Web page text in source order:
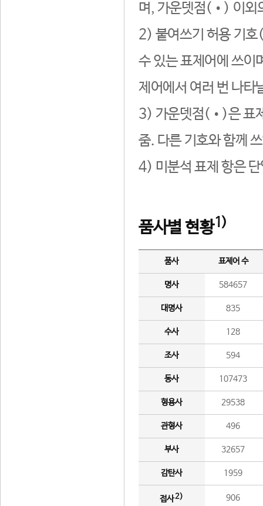
며, 가운뎃점(•) 이외
2) 붙여쓰기 허용 기호
수 있는 표제어에 쓰이
제어에서 여러 번 나타
3) 가운뎃점(•)은 표
줌. 다른 기호와 함께
4) 미분석 표제 항은
품사별 현황1)
품사 표제어 수
명사 584657
대명사 835
수사 128
조사 594
동사 107473
형용사 29538
관형사 496
부사 32657
감탄사 1959
접사2) 906